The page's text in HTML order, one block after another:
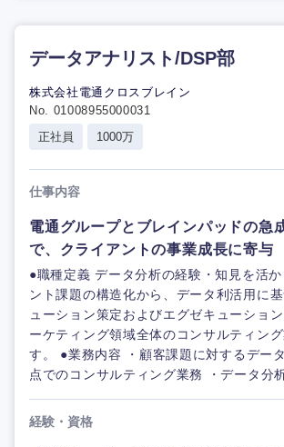
データアナリスト/DSP部
株式会社電通クロスブレイン
No. 01008955000031
正社員
1000万
仕事内容
電通グループとブレインパッドの急
で、クライアントの事業成長に寄与
●職種定義 データ分析の経験・知見を活
ント課題の構造化から、データ利活用に
ューション策定およびエグゼキューショ
ーケティング領域全体のコンサルティン
す。 ●業務内容 ・顧客課題に対するデー
点でのコンサルティング業務 ・データ分
経験・資格